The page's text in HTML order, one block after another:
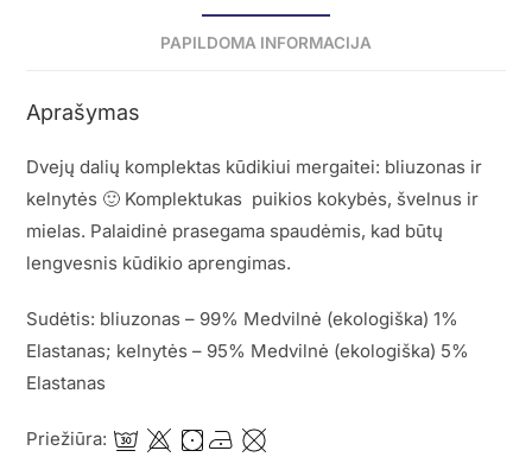
PAPILDOMA INFORMACIJA
Aprašymas
Dvejų dalių komplektas kūdikiui mergaitei: bliuzonas ir
kelnytės 🙂 Komplektukas puikios kokybės, švelnus ir
mielas. Palaidinė prasegama spaudėmis, kad būtų
lengvesnis kūdikio aprengimas.
Sudėtis: bliuzonas – 99% Medvilnė (ekologiška) 1%
Elastanas; kelnytės – 95% Medvilnė (ekologiška) 5%
Elastanas
Priežiūra: